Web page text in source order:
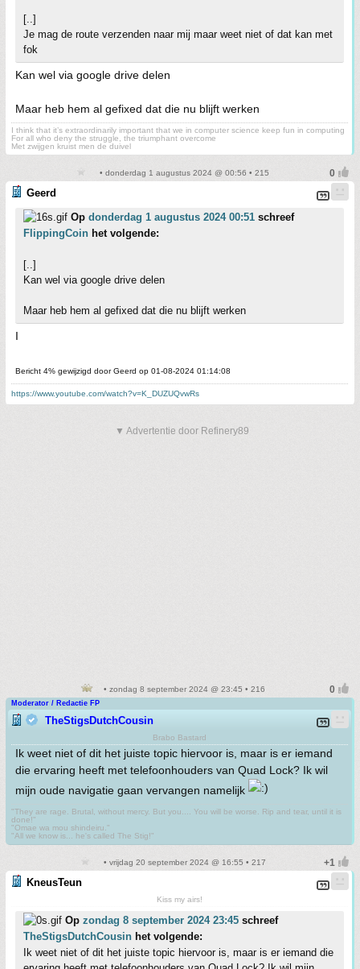
[..]
Je mag de route verzenden naar mij maar weet niet of dat kan met
fok
Kan wel via google drive delen
Maar heb hem al gefixed dat die nu blijft werken
I think that it’s extraordinarily important that we in computer science keep fun in computing
For all who deny the struggle, the triumphant overcome
Met zwijgen kruist men de duivel
• donderdag 1 augustus 2024 @ 00:56 • 215
Geerd
Op donderdag 1 augustus 2024 00:51 schreef
FlippingCoin het volgende:
[..]
Kan wel via google drive delen
Maar heb hem al gefixed dat die nu blijft werken
I
Bericht 4% gewijzigd door Geerd op 01-08-2024 01:14:08
https://www.youtube.com/watch?v=K_DUZUQvwRs
▼ Advertentie door Refinery89
• zondag 8 september 2024 @ 23:45 • 216
Moderator / Redactie FP
TheStigsDutchCousin
Brabo Bastard
Ik weet niet of dit het juiste topic hiervoor is, maar is er iemand
die ervaring heeft met telefoonhouders van Quad Lock? Ik wil
mijn oude navigatie gaan vervangen namelijk
"They are rage. Brutal, without mercy. But you.... You will be worse. Rip and tear, until it is
done!"
"Omae wa mou shindeiru."
"All we know is... he's called The Stig!"
• vrijdag 20 september 2024 @ 16:55 • 217
KneusTeun
Kiss my airs!
Op zondag 8 september 2024 23:45 schreef
TheStigsDutchCousin het volgende:
Ik weet niet of dit het juiste topic hiervoor is, maar is er iemand die